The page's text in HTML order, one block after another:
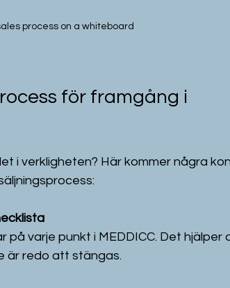
process on a whiteboard
för framgång i
i verkligheten? Här kommer några
på varje punkt i MEDDICC. Det
är redo att stängas.